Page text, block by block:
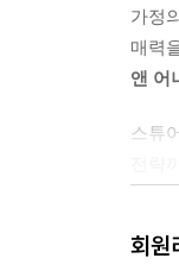
이끌
희생
하는
“일
관계
가정
매력
앤 어
스튜
회원